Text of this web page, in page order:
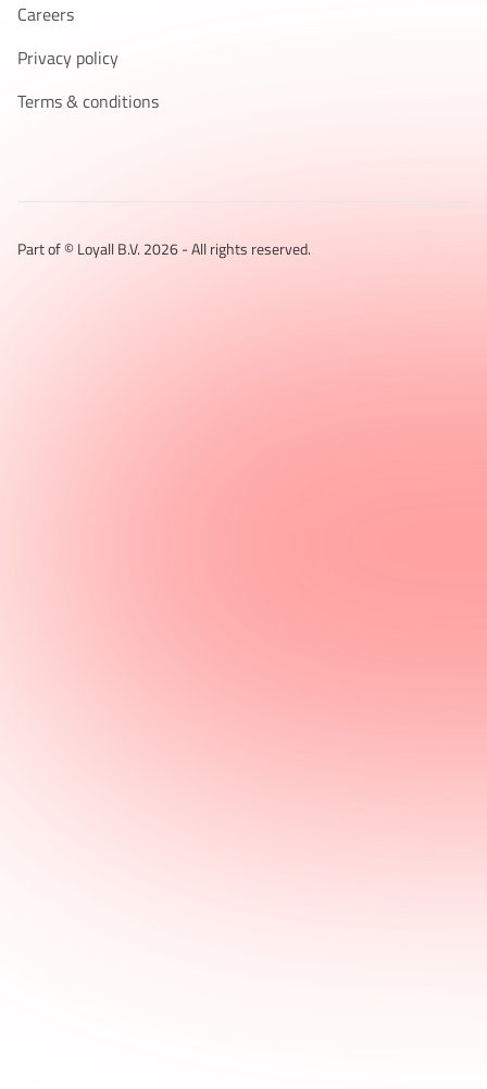
Careers
Privacy policy
Terms & conditions
Part of © Loyall B.V. 2026 - All rights reserved.